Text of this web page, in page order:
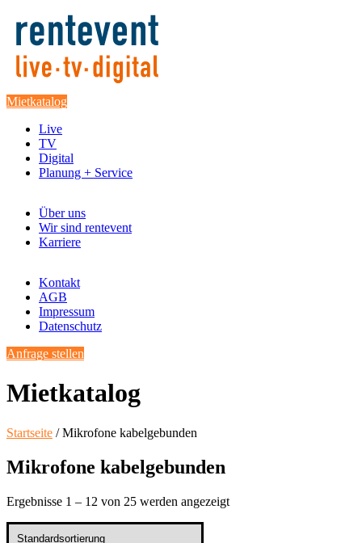
Mietkatalog
Live
TV
Digital
Planung + Service
Über uns
Wir sind rentevent
Karriere
Kontakt
AGB
Impressum
Datenschutz
Anfrage stellen
Mietkatalog
Startseite / Mikrofone kabelgebunden
Mikrofone kabelgebunden
Ergebnisse 1 – 12 von 25 werden angezeigt